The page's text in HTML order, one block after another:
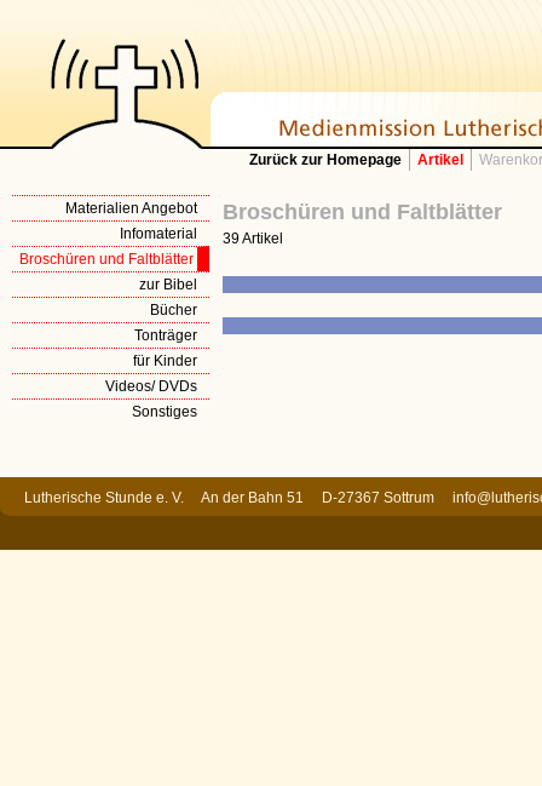
Zurück zur Homepage Artikel
Materialien Angebot
Infomaterial
Broschüren und Faltblätter
zur Bibel
Bücher
Tonträger
für Kinder
Videos/ DVDs
Sonstiges
Broschüren und Faltblätter
39 Artikel
Lutherische Stunde e. V. An der Bahn 51 D-27367 Sottrum